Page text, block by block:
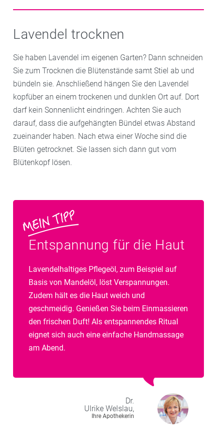
weiteren Tuch befestigen und wirken lassen, bis die
kann auch schon bei kleinen Kindern angewandt
praktischen Nebeneffekt: Der Geruch hält Ungeziefer
Ein Lavendelsäckchen im Kleiderschrank hält nicht
angenehmen Duft. Zum Befüllen der Säckchen eignet
sich am besten getrockneter Lavendel aus der
Apotheke oder aus dem eigenen Garten.
Lavendel trocknen
Sie haben Lavendel im eigenen Garten? Dann schneiden
Sie zum Trocknen die Blütenstände samt Stiel ab und
bündeln sie. Anschließend hängen Sie den Lavendel
kopfüber an einem trockenen und dunklen Ort auf. Dort
darf kein Sonnenlicht eindringen. Achten Sie auch
darauf, dass die aufgehängten Bündel etwas Abstand
zueinander haben. Nach etwa einer Woche sind die
Blüten getrocknet. Sie lassen sich dann gut vom
Blütenkopf lösen.
Entspannung für die Haut
Lavendelhaltiges Pflegeöl, zum Beispiel auf
Basis von Mandelöl, löst Verspannungen.
Zudem hält es die Haut weich und
geschmeidig. Genießen Sie beim Einmassieren
den frischen Duft! Als entspannendes Ritual
eignet sich auch eine einfache Handmassage
am Abend.
Dr.
Ulrike Welslau,
Ihre Apothekerin